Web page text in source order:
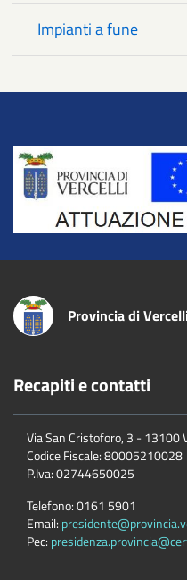
Impianti a fune
Title
Provincia di
Recapiti e contatti
Via San Cristoforo, 3 - 13100
Codice Fiscale:80005210028
P.Iva:02744650025
Telefono:0161 5901
Email:
Pec: